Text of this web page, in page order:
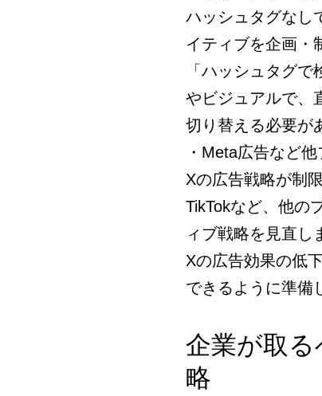
ハッシュタグなし
イティブを企画・
「ハッシュタグ
やビジュアルで、
切り替える必要が
・Meta広告など
Xの広告戦略が制
TikTokなど、他の
ィブ戦略を見直し
Xの広告効果の低
できるように準備
企業が取
略